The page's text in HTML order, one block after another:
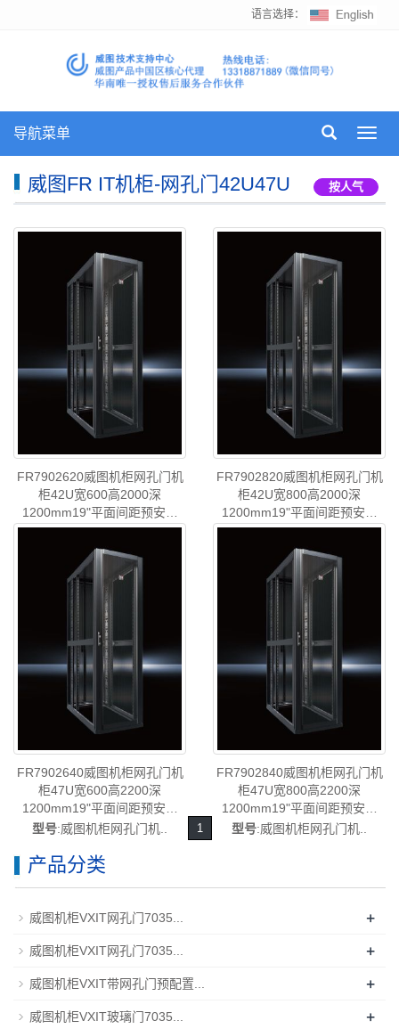
语言选择：
导航菜单
威图FR IT机柜-网孔门42U47U 按人气
FR7902620威图机柜网孔门机
柜42U宽600高2000深
1200mm19"平面间距预安装
720mm颜色RAL9005-2023年
发布-rittal威图空调维修威图机
柜威图电柜威图风扇威图PDU
威图配件威图售后FR7902.620
有现货有库存上海仓DESHENG
FR7902820威图机柜网孔门机
柜42U宽800高2000深
1200mm19"平面间距预安装
720mm颜色RAL9005-2023年
发布-威图空调维修威图电柜威
图母线威图风扇FR7902.820有
现货有库存上海仓DESHENG
FR7902640威图机柜网孔门机
柜47U宽600高2200深
1200mm19"平面间距预安装
720mm颜色RAL9005-2023年
柜威图母线威图风扇威图PDU
型号:威图机柜网孔门机..
FR7902840威图机柜网孔门机
柜47U宽800高2200深
1200mm19"平面间距预安装
720mm颜色RAL9005-2023年
型号:威图机柜网孔门机..
1
产品分类
威图机柜VXIT网孔门7035... +
威图机柜VXIT网孔门7035... +
威图机柜VXIT带网孔门预配置... +
威图机柜VXIT玻璃门7035... +